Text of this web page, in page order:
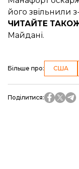
його звільнили
ЧИТАЙТЕ
Майдані.
Більше про: США
Поділитися: